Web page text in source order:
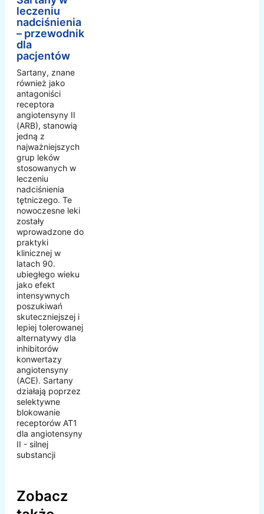
leczeniu
nadciśnienia
– przewodnik
dla
pacjentów
Sartany, znane
również jako
antagoniści
receptora
angiotensyny II
(ARB), stanowią
jedną z
najważniejszych
grup leków
stosowanych w
leczeniu
nadciśnienia
tętniczego. Te
nowoczesne leki
zostały
wprowadzone do
praktyki
klinicznej w
latach 90.
ubiegłego wieku
jako efekt
intensywnych
poszukiwań
skuteczniejszej i
lepiej tolerowanej
alternatywy dla
inhibitorów
konwertazy
angiotensyny
(ACE). Sartany
działają poprzez
selektywne
blokowanie
receptorów AT1
dla angiotensyny
II - silnej
substancji
Zobacz